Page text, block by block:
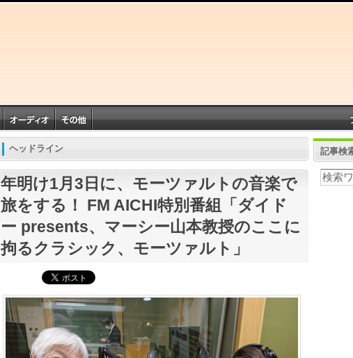
ヘッドライン
年明け1月3日に、モーツァルトの音楽で
旅をする！ FM AICHI特別番組「ダイド
ー presents、マーシー山本教授のここに
拘るクラシック、モーツァルト」
記事検